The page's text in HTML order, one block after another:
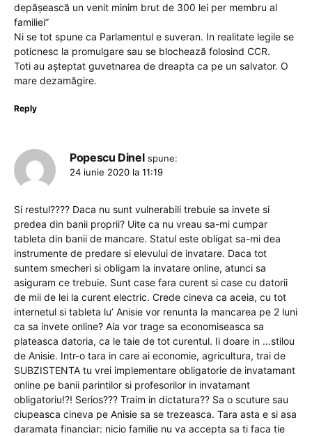
depășească un venit minim brut de 300 lei per membru al
familiei”
Ni se tot spune ca Parlamentul e suveran. In realitate legile se
poticnesc la promulgare sau se blochează folosind CCR.
Toti au așteptat guvetnarea de dreapta ca pe un salvator. O
mare dezamăgire.
Reply
Popescu Dinel spune:
24 iunie 2020 la 11:19
Si restul???? Daca nu sunt vulnerabili trebuie sa invete si
predea din banii proprii? Uite ca nu vreau sa-mi cumpar
tableta din banii de mancare. Statul este obligat sa-mi dea
instrumente de predare si elevului de invatare. Daca tot
suntem smecheri si obligam la invatare online, atunci sa
asiguram ce trebuie. Sunt case fara curent si case cu datorii
de mii de lei la curent electric. Crede cineva ca aceia, cu tot
internetul si tableta lu’ Anisie vor renunta la mancarea pe 2 luni
ca sa invete online? Aia vor trage sa economiseasca sa
plateasca datoria, ca le taie de tot curentul. Ii doare in …stilou
de Anisie. Intr-o tara in care ai economie, agricultura, trai de
SUBZISTENTA tu vrei implementare obligatorie de invatamant
online pe banii parintilor si profesorilor in invatamant
obligatoriu!?! Serios??? Traim in dictatura?? Sa o scuture sau
ciupeasca cineva pe Anisie sa se trezeasca. Tara asta e si asa
daramata financiar: nicio familie nu va accepta sa ti faca tie